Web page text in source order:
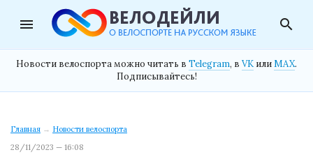
menu search
Новости велоспорта можно читать в Telegram, в VK илиMAX.
Подписывайтесь!
Главная → Новости велоспорта
28/11/2023 — 16:08